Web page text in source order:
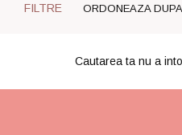
FILTRE ORDONEAZA DUPA
Cautarea ta nu a